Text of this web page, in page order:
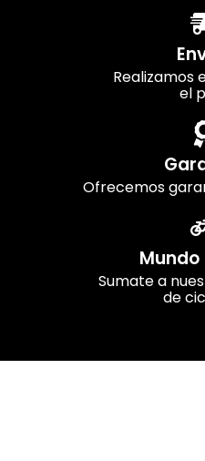
Realizamos
el
Ofrecemos
Sumate a
de